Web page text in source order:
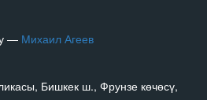
— Михаил Агеев
Бишкек ш., Фрунзе көчөсү,